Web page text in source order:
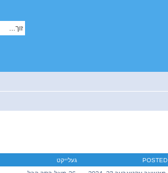
POSTED געלייקט